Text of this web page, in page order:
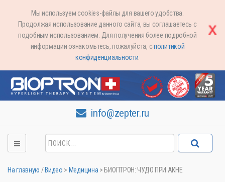
Мы используем cookies-файлы для вашего удобства.
Продолжая использование данного сайта, вы соглашаетесь с
подобным использованием. Для получения более подробной
информации ознакомьтесь, пожалуйста, сполитикой
конфиденциальности
info@zepter.ru
На главную / Видео > Медицина > БИОПТРОН: ЧУДО ПРИ АКНЕ